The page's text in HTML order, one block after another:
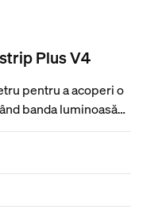
Plus V4
pentru a acoperi o
banda luminoasă
plus.